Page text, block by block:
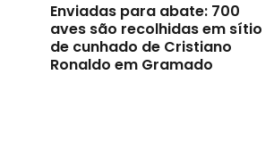
Enviadas para abate: 700
aves são recolhidas em sítio
de cunhado de Cristiano
Ronaldo em Gramado